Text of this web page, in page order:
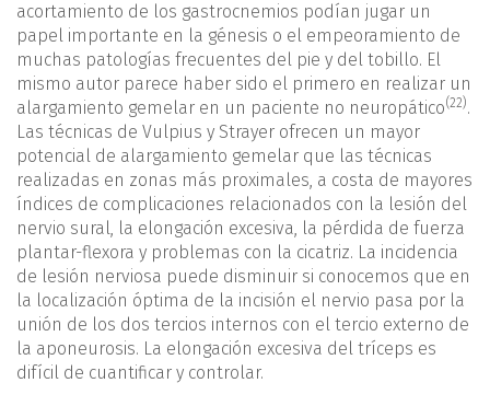
acortamiento de los gastrocnemios podían jugar un
papel importante en la génesis o el empeoramiento de
muchas patologías frecuentes del pie y del tobillo. El
mismo autor parece haber sido el primero en realizar un
alargamiento gemelar en un paciente no neuropático(22).
Las técnicas de Vulpius y Strayer ofrecen un mayor
potencial de alargamiento gemelar que las técnicas
realizadas en zonas más proximales, a costa de mayores
índices de complicaciones relacionados con la lesión del
nervio sural, la elongación excesiva, la pérdida de fuerza
plantar-flexora y problemas con la cicatriz. La incidencia
de lesión nerviosa puede disminuir si conocemos que en
la localización óptima de la incisión el nervio pasa por la
unión de los dos tercios internos con el tercio externo de
la aponeurosis. La elongación excesiva del tríceps es
difícil de cuantificar y controlar.